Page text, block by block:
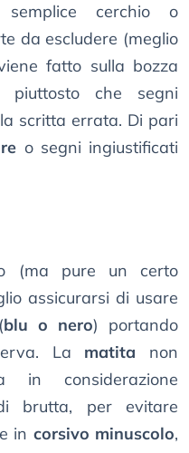
cerchio o
da escludere (meglio
fatto sulla bozza
piuttosto che segni
scritta errata. Di pari
o segni ingiustificati
(ma pure un certo
assicurarsi di usare
blu o nero) portando
La matita non
in considerazione
brutta, per evitare
in corsivo minuscolo,